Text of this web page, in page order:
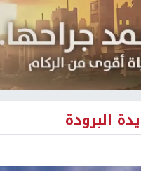
البرودة